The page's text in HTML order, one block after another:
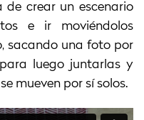
de crear un escenario
e ir moviéndolos
sacando una foto por
luego juntarlas y
mueven por sí solos.